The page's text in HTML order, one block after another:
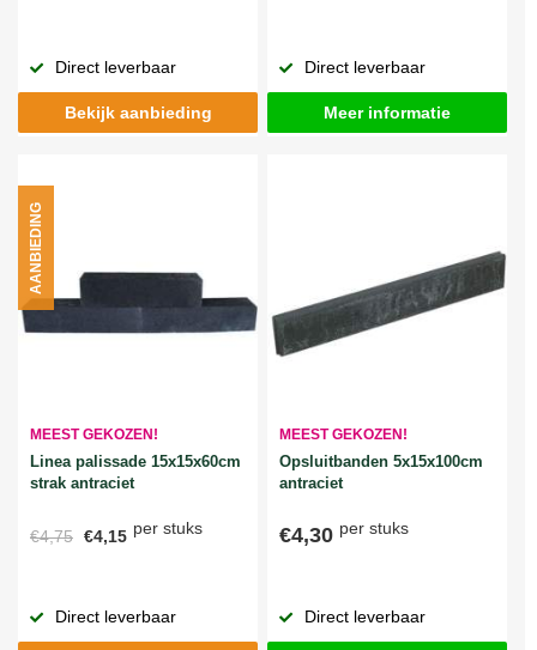
Direct leverbaar
Bekijk aanbieding
Direct leverbaar
Meer informatie
MEEST GEKOZEN!
Linea palissade 15x15x60cm
strak antraciet
€4,75 €4,15 per stuks
AANBIEDING
Direct leverbaar
MEEST GEKOZEN!
Opsluitbanden 5x15x100cm
antraciet
€4,30 per stuks
Direct leverbaar